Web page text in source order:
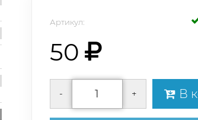
Артикул:
50
- + В